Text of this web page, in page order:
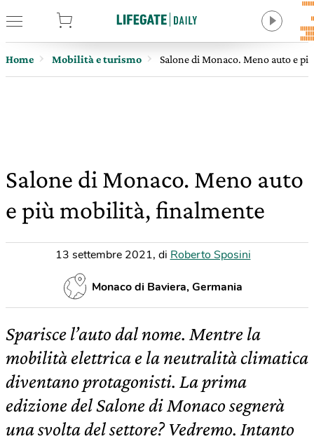
Home Mobilità e turismo Salone di Monaco. Meno auto e
Salone di Monaco. Meno auto
e più mobilità, finalmente
13 settembre 2021, di Roberto Sposini
Monaco di Baviera, Germania
Sparisce l’auto dal nome. Mentre la
mobilità elettrica e la neutralità climatica
diventano protagonisti. La prima
edizione del Salone di Monaco segnerà
una svolta del settore? Vedremo. Intanto